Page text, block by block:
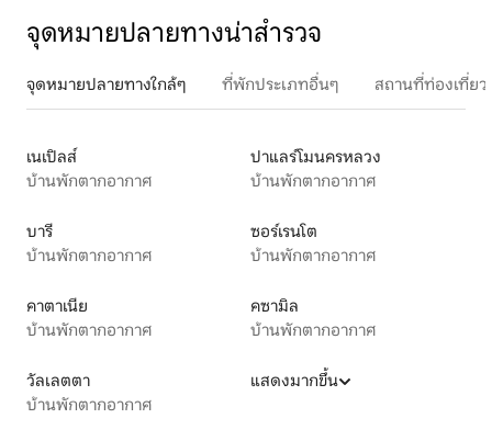
จุดหมายปลายทางน่าสำรวจ
จุดหมายปลายทางใกล้ๆ ที่พักประเภทอื่นๆ สถานที่ท่องเที่ย
เนเปิลส์
บ้านพักตากอากาศ
ปาแลร์โมนครหลวง
บ้านพักตากอากาศ
บารี
บ้านพักตากอากาศ
ซอร์เรนโต
บ้านพักตากอากาศ
คาตาเนีย
บ้านพักตากอากาศ
คซามิล
บ้านพักตากอากาศ
วัลเลตตา
บ้านพักตากอากาศ
แสดงมากขึ้น